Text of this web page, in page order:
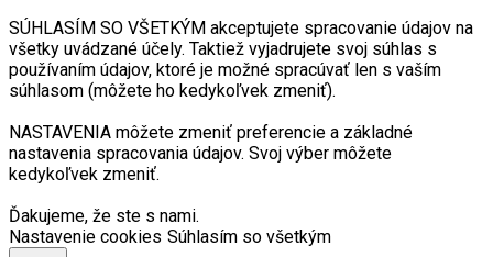
SÚHLASÍM SO VŠETKÝM akceptujete spracovanie údajov na
všetky uvádzané účely. Taktiež vyjadrujete svoj súhlas s
používaním údajov, ktoré je možné spracúvať len s vaším
súhlasom (môžete ho kedykoľvek zmeniť).
NASTAVENIA môžete zmeniť preferencie a základné
nastavenia spracovania údajov. Svoj výber môžete
kedykoľvek zmeniť.
Ďakujeme, že ste s nami.
Nastavenie cookies Súhlasím so všetkým